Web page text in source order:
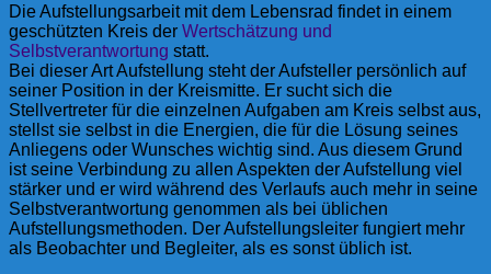
Die Aufstellungsarbeit mit dem Lebensrad findet in einem
geschützten Kreis der Wertschätzung und
Selbstverantwortung statt.
Bei dieser Art Aufstellung steht der Aufsteller persönlich auf
seiner Position in der Kreismitte. Er sucht sich die
Stellvertreter für die einzelnen Aufgaben am Kreis selbst aus,
stellst sie selbst in die Energien, die für die Lösung seines
Anliegens oder Wunsches wichtig sind. Aus diesem Grund
ist seine Verbindung zu allen Aspekten der Aufstellung viel
stärker und er wird während des Verlaufs auch mehr in seine
Selbstverantwortung genommen als bei üblichen
Aufstellungsmethoden. Der Aufstellungsleiter fungiert mehr
als Beobachter und Begleiter, als es sonst üblich ist.